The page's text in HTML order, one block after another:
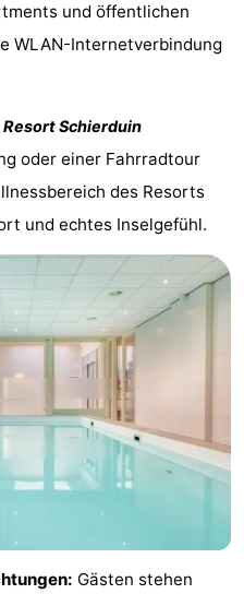
und öffentlichen
WLAN-Internetverbindung
ResortSchierduin
oder einer Fahrradtour
des Resorts
und echtes Inselgefühl.
Gästen stehen